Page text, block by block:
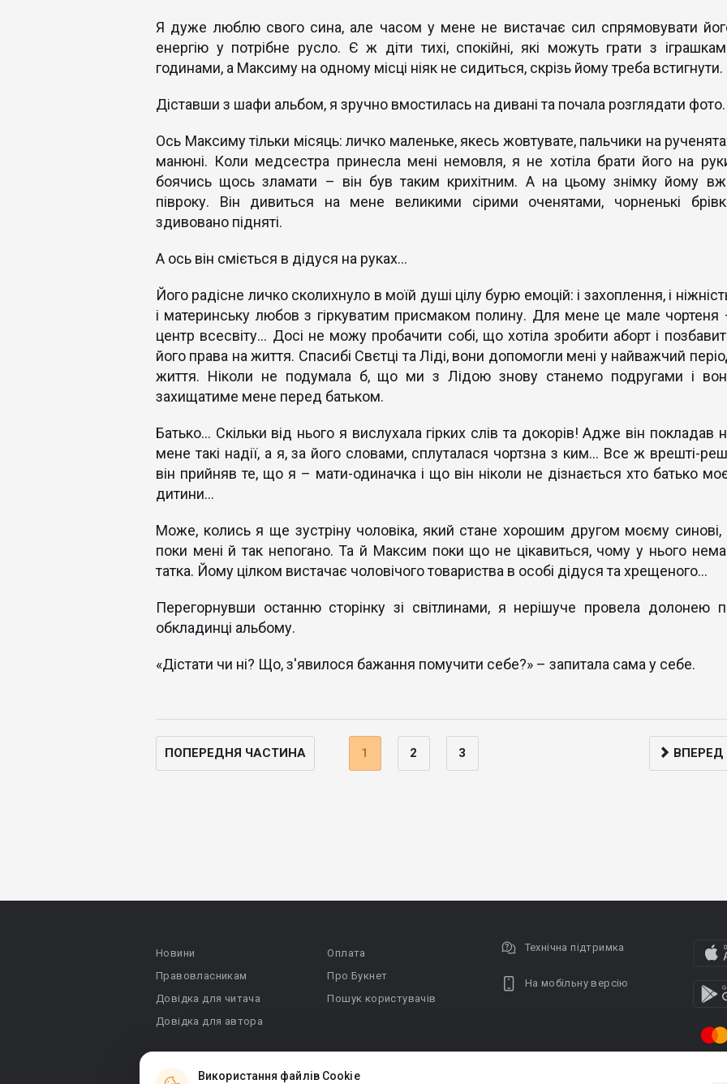
Я дуже люблю свого сина, але часом у мене не вистачає сил спрямовувати
енергію у потрібне русло. Є ж діти тихі, спокійні, які можуть грати з
годинами, а Максиму на одному місці ніяк не сидиться, скрізь йому треба встигнути.
Діставши з шафи альбом, я зручно вмостилась на дивані та почала розглядати фото.
Ось Максиму тільки місяць: личко маленьке, якесь жовтувате, пальчики на
манюні. Коли медсестра принесла мені немовля, я не хотіла брати його на
боячись щось зламати – він був таким крихітним. А на цьому знімку йому
півроку. Він дивиться на мене великими сірими оченятами, чорненькі
здивовано підняті.
А ось він сміється в дідуся на руках...
Його радісне личко сколихнуло в моїй душі цілу бурю емоцій: і захоплення, і
і материнську любов з гіркуватим присмаком полину. Для мене це мале чортеня
центр всесвіту... Досі не можу пробачити собі, що хотіла зробити аборт і
його права на життя. Спасибі Свєтці та Ліді, вони допомогли мені у найважчий
життя. Ніколи не подумала б, що ми з Лідою знову станемо подругами і
захищатиме мене перед батьком.
Батько... Скільки від нього я вислухала гірких слів та докорів! Адже він покладав
мене такі надії, а я, за його словами, сплуталася чортзна з ким... Все ж врешті-
він прийняв те, що я – мати-одиначка і що він ніколи не дізнається хто батько
дитини...
Може, колись я ще зустріну чоловіка, який стане хорошим другом моєму синові,
поки мені й так непогано. Та й Максим поки що не цікавиться, чому у нього
татка. Йому цілком вистачає чоловічого товариства в особі дідуся та хрещеного...
Перегорнувши останню сторінку зі світлинами, я нерішуче провела долонею
обкладинці альбому.
«Дістати чи ні? Що, з'явилося бажання помучити себе?» – запитала сама у себе.
ПОПЕРЕДНЯ ЧАСТИНА 1 2 3 ВПЕРЕД
Використання файлів Cookie
Новини
Правовласникам
Довідка для читача
Довідка для автора
Оплата
Про Букнет
Пошук користувачів
Технічна підтримка
На мобільну версію